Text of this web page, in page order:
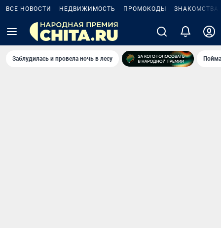
ВСЕ НОВОСТИ НЕДВИЖИМОСТЬ ПРОМОКОДЫ ЗНАКОМСТВА
Заблудилась и провела ночь в лесу